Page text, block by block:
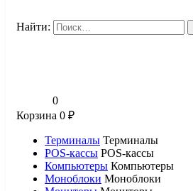
Найти:
0
Корзина 0 ₽
Терминалы Терминалы
POS-кассы POS-кассы
Компьютеры Компьютеры
Моноблоки Моноблоки